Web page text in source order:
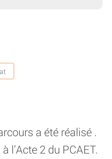
a été réalisé .
l’Acte 2 du PCAET.